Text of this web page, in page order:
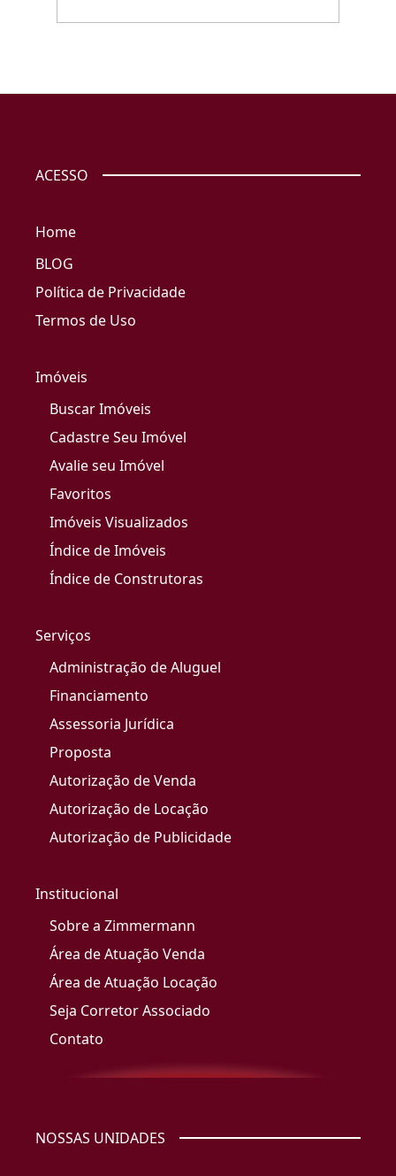
ACESSO
Home
BLOG
Política de Privacidade
Termos de Uso
Imóveis
Buscar Imóveis
Cadastre Seu Imóvel
Avalie seu Imóvel
Favoritos
Imóveis Visualizados
Índice de Imóveis
Índice de Construtoras
Serviços
Administração de Aluguel
Financiamento
Assessoria Jurídica
Proposta
Autorização de Venda
Autorização de Locação
Autorização de Publicidade
Institucional
Sobre a Zimmermann
Área de Atuação Venda
Área de Atuação Locação
Seja Corretor Associado
Contato
NOSSAS UNIDADES